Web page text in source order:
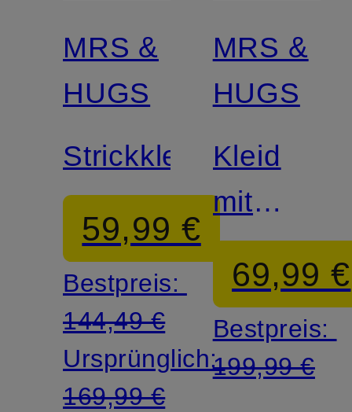
MRS &
HUGS
Strickkleid
59,99 €
Bestpreis:
144,49 €
Ursprünglich:
169,99 €
MRS &
HUGS
Kleid
mit
Volants
69,99 €
Bestpreis:
199,99 €